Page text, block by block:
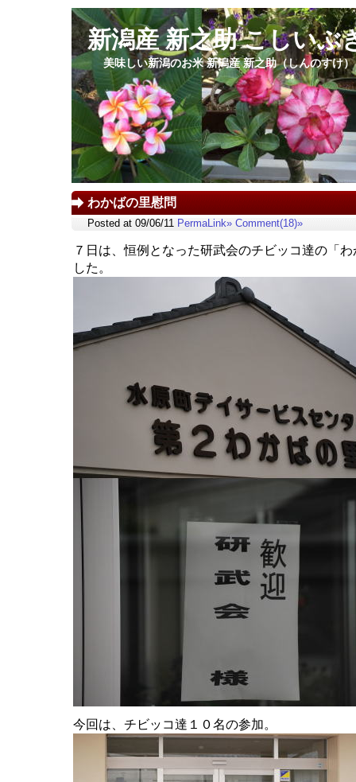
新潟産 新之助 こしいぶ
美味しい新潟のお米 新潟産 新之助（しんのすけ
わかばの里慰問
Posted at 09/06/11 PermaLink» Comment(18)»
７日は、恒例となった研武会のチビッコ達の「
した。
今回は、チビッコ達１０名の参加。